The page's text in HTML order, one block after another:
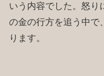
いう内容でした。怒り
の金の行方を追う中で
ります。